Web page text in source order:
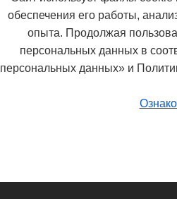
обеспечения его работы,
опыта. Продолжая
персональных данных в
персональных данных» и